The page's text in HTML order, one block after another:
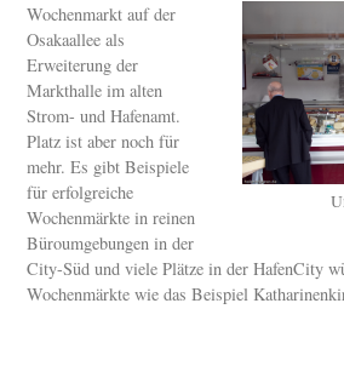
Wochenmarkt auf der
Osakaallee als
Erweiterung der
Markthalle im alten
Strom- und Hafenamt.
Platz ist aber noch für
mehr. Es gibt Beispiele
für erfolgreiche
Wochenmärkte in reinen
Büroumgebungen in der
City-Süd und viele Plätze in der HafenCity
Wochenmärkte wie das Beispiel